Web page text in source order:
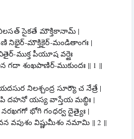
విలసత్ సైకతే మౌక్తికానామ్ |
నిభైర్-మౌక్తికైర్-మండితాంగః |
ముక్త పీయూష వర్షైః
శంఖపాణిర్-ముకుందః || 1 ||
నిలశ్చంద్ర సూర్యౌ చ నేత్రే |
దహనో యస్య వాస్తేయ మబ్ధిః |
భోగి గంధర్వ దైత్యైః |
వపుశం విష్ణుమీశం నమామి || 2 ||